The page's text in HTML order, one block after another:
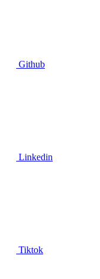
Github
Linkedin
Tiktok